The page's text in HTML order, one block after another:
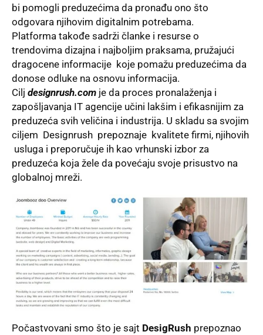
bi pomogli preduzećima da pronađu ono što
odgovara njihovim digitalnim potrebama.
Platforma takođe sadrži članke i resurse o
trendovima dizajna i najboljim praksama, pružajući
dragocene informacije koje pomažu preduzećima da
donose odluke na osnovu informacija.
Cilj designrush.com je da proces pronalaženja i
zapošljavanja IT agencije učini lakšim i efikasnijim za
preduzeća svih veličina i industrija. U skladu sa svojim
ciljem Designrush prepoznaje kvalitete firmi, njihovih
usluga i preporučuje ih kao vrhunski izbor za
preduzeća koja žele da povećaju svoje prisustvo na
globalnoj mreži.
Počastvovani smo što je sajt DesigRush prepoznao